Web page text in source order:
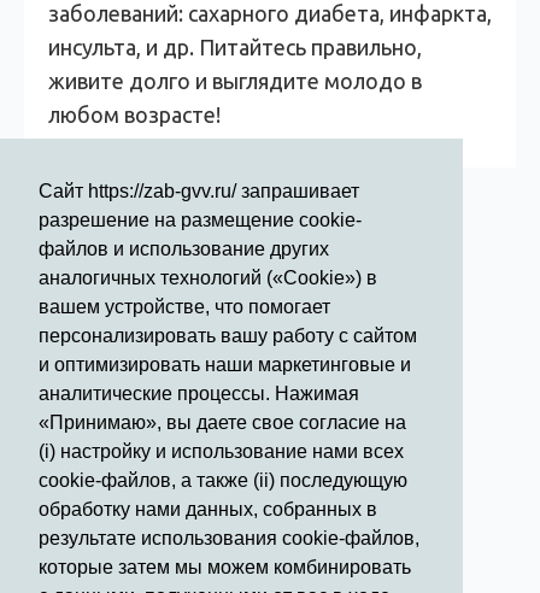
Сайт https://zab-gvv.ru/ запрашивает
разрешение на размещение cookie-
файлов и использование других
аналогичных технологий («Cookie») в
вашем устройстве, что помогает
персонализировать вашу работу с сайтом
и оптимизировать наши маркетинговые и
аналитические процессы. Нажимая
«Принимаю», вы даете свое согласие на
(i) настройку и использование нами всех
cookie-файлов, а также (ii) последующую
обработку нами данных, собранных в
результате использования cookie-файлов,
которые затем мы можем комбинировать
заболеваний: сахарного диабета, инфаркта,
инсульта, и др. Питайтесь правильно,
живите долго и выглядите молодо в
любом возрасте!
Режим работы стационара:
Круглосуточно
Телефон для справки:
50 - 21 - 50
Телефоны экстренной помощи
(звонок бесплатный)